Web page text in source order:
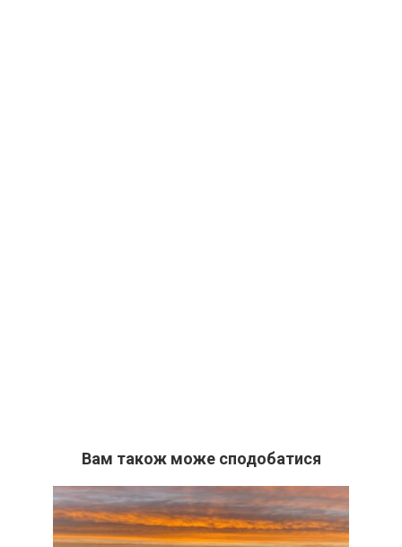
Вам також може сподобатися